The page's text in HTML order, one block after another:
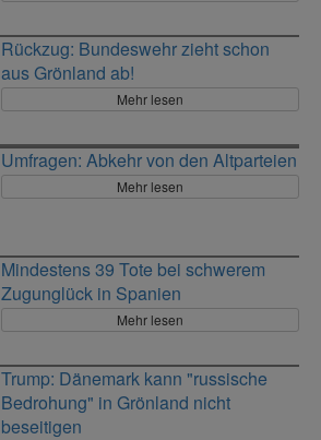
Rückzug: Bundeswehr zieht schon
aus Grönland ab!
Mehr lesen
Umfragen: Abkehr von den Altparteien
Mehr lesen
Mindestens 39 Tote bei schwerem
Zugunglück in Spanien
Mehr lesen
Trump: Dänemark kann "russische
Bedrohung" in Grönland nicht
beseitigen